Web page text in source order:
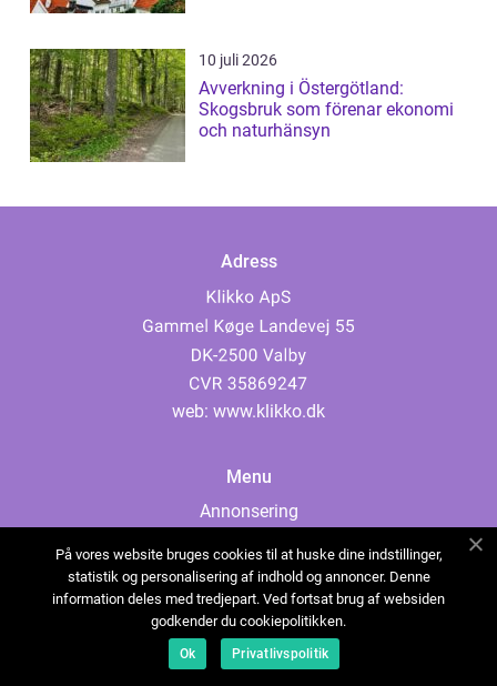
10 juli 2026
Avverkning i Östergötland:
Skogsbruk som förenar ekonomi
och naturhänsyn
Adress
web: www.klikko.dk
Menu
Annonsering
Cookies
Kontakta oss
Sitemap
På vores website bruges cookies til at huske dine indstillinger,
statistik og personalisering af indhold og annoncer. Denne
information deles med tredjepart. Ved fortsat brug af websiden
godkender du cookiepolitikken.
Ok Privatlivspolitik